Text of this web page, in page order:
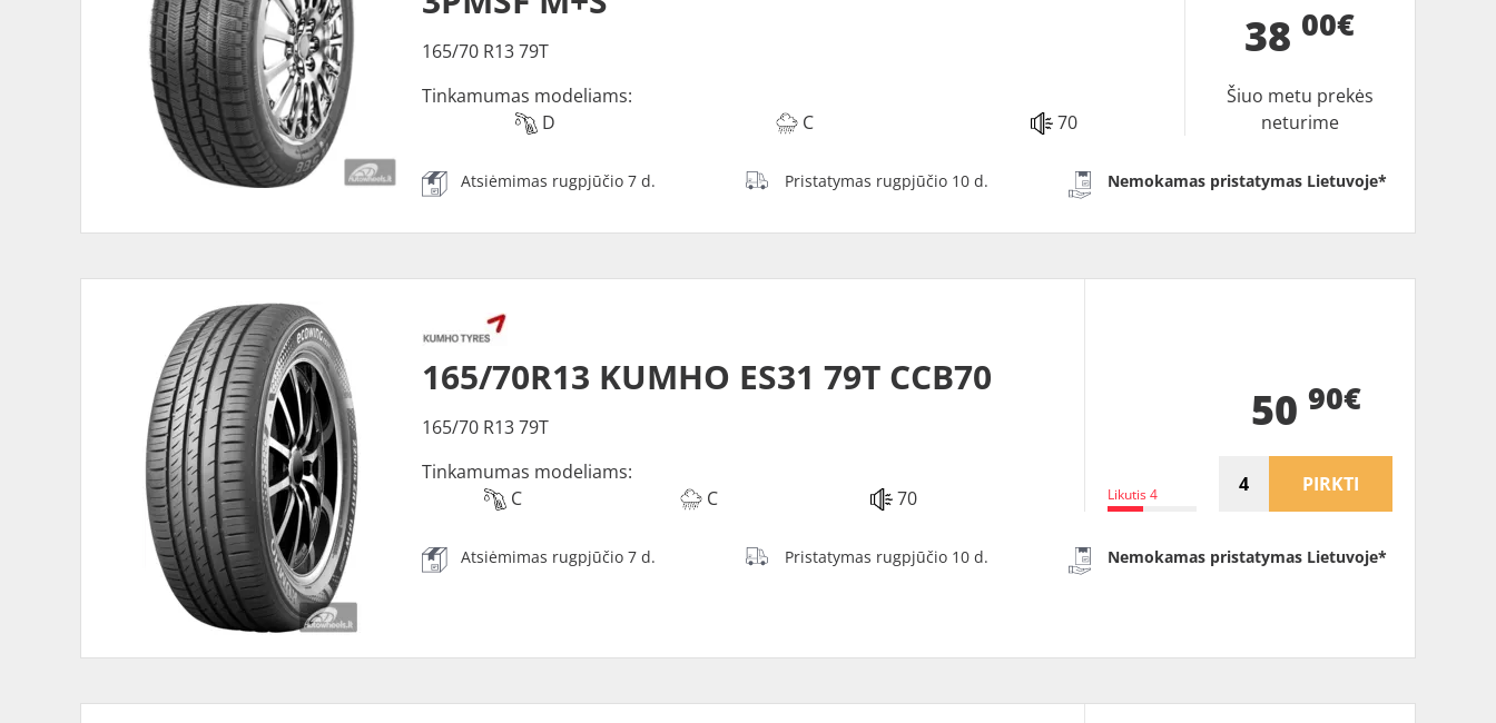
165/70 R13 79T
Tinkamumas modeliams:
D
C 70
38 00€
Šiuo metu prekės
neturime
Atsiėmimas rugpjūčio 7 d. Pristatymas rugpjūčio 10 d. Nemokamas pristatymas Lietuvoje*
165/70R13 KUMHO ES31 79T CCB70
165/70 R13 79T
Tinkamumas modeliams:
C
C 70 Likutis 4
50 90€
PIRKTI
Atsiėmimas rugpjūčio 7 d. Pristatymas rugpjūčio 10 d. Nemokamas pristatymas Lietuvoje*